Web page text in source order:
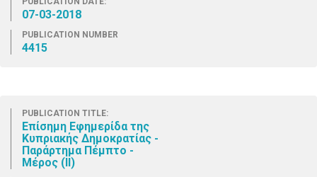
07-03-2018
PUBLICATION NUMBER
4415
PUBLICATION TITLE:
Επίσημη Εφημερίδα της
Κυπριακής Δημοκρατίας -
Παράρτημα Πέμπτο -
Μέρος (ΙΙ)